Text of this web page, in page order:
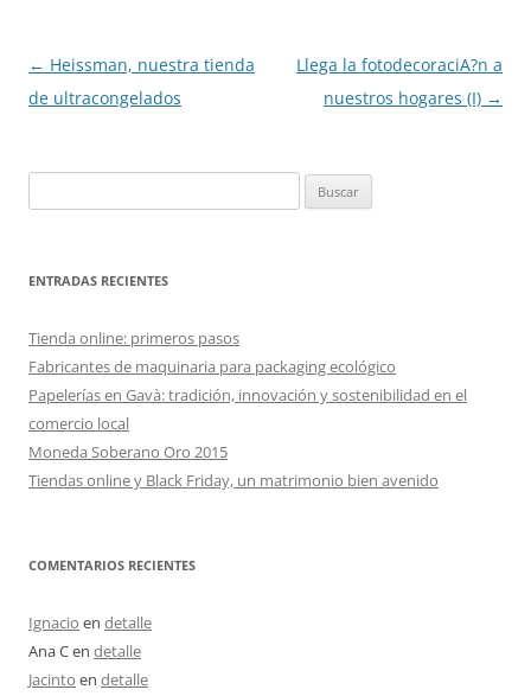
Navegación
de
← Heissman, nuestra tienda
de ultracongelados
Llega la fotodecoraciA?n a
nuestros hogares (I) →
ENTRADAS RECIENTES
Tienda online: primeros pasos
Fabricantes de maquinaria para packaging ecológico
Papelerías en Gavà: tradición, innovación y sostenibilidad en el
comercio local
Moneda Soberano Oro 2015
Tiendas online y Black Friday, un matrimonio bien avenido
COMENTARIOS RECIENTES
Ignacio en detalle
Ana Cen detalle
Jacinto en detalle